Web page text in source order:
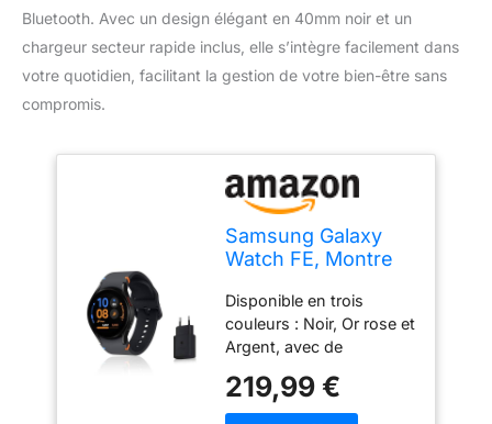
Bluetooth. Avec un design élégant en 40mm noir et un
chargeur secteur rapide inclus, elle s’intègre facilement dans
votre quotidien, facilitant la gestion de votre bien-être sans
compromis.
Samsung Galaxy
Watch FE, Montre
la Santé, Suivi de
Fitness, Bluetooth,
40mm, Noir,
Chargeur Secteur
Rapide Inclus,
Disponible en trois
couleurs : Noir, Or rose et
Argent, avec de
assortis, la Galaxy Watch
FE complète
219,99 €